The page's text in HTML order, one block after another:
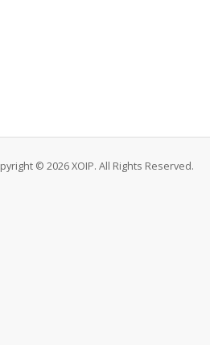
© 2026 XOIP. All Rights Reserved.